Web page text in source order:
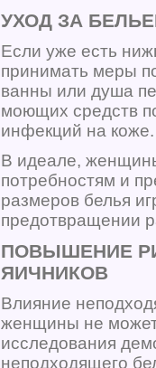
УХОД ЗА
Если уже есть
принимать меры
ванны или душа
моющих средств
инфекций на коже.
В идеале,
потребностям и
размеров белья
предотвращении
ПОВЫШЕНИЕ
ЯИЧНИКОВ
Влияние
женщины не
исследования
неподходящего